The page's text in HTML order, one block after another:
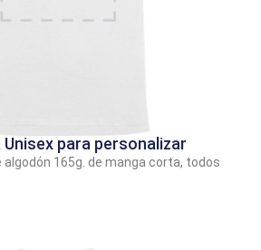
para personalizar
165g. de manga corta, todos